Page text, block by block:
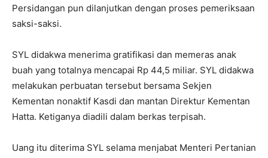
Persidangan pun dilanjutkan dengan proses pemeriksaan
saksi-saksi.
SYL didakwa menerima gratifikasi dan memeras anak
buah yang totalnya mencapai Rp 44,5 miliar. SYL didakwa
melakukan perbuatan tersebut bersama Sekjen
Kementan nonaktif Kasdi dan mantan Direktur Kementan
Hatta. Ketiganya diadili dalam berkas terpisah.
Uang itu diterima SYL selama menjabat Menteri Pertanian